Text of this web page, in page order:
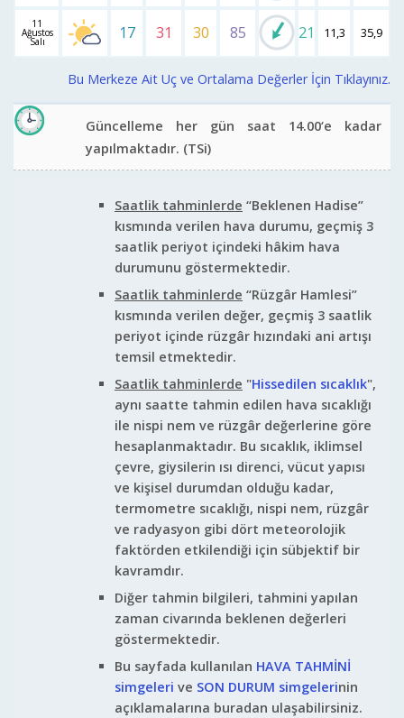
11
Ağustos
Salı 17 31 30 85 21 11,3 35,9
Bu Merkeze Ait Uç ve Ortalama Değerler İçin Tıklayınız.
Güncelleme her gün saat 14.00‘e kadar
yapılmaktadır. (TSi)
Saatlik tahminlerde “Beklenen Hadise”
kısmında verilen hava durumu, geçmiş 3
saatlik periyot içindeki hâkim hava
durumunu göstermektedir.
Saatlik tahminlerde “Rüzgâr Hamlesi”
kısmında verilen değer, geçmiş 3 saatlik
periyot içinde rüzgâr hızındaki ani artışı
temsil etmektedir.
Saatlik tahminlerde "Hissedilen sıcaklık",
aynı saatte tahmin edilen hava sıcaklığı
ile nispi nem ve rüzgâr değerlerine göre
hesaplanmaktadır. Bu sıcaklık, iklimsel
çevre, giysilerin ısı direnci, vücut yapısı
ve kişisel durumdan olduğu kadar,
termometre sıcaklığı, nispi nem, rüzgâr
ve radyasyon gibi dört meteorolojik
faktörden etkilendiği için sübjektif bir
kavramdır.
Diğer tahmin bilgileri, tahmini yapılan
zaman civarında beklenen değerleri
göstermektedir.
Bu sayfada kullanılan HAVA TAHMİNİ
simgeleri ve SON DURUM simgelerinin
açıklamalarına buradan ulaşabilirsiniz.